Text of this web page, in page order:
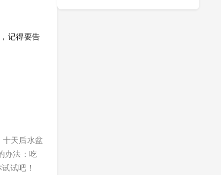
记得要告
天后水盆
办法：吃
试吧！